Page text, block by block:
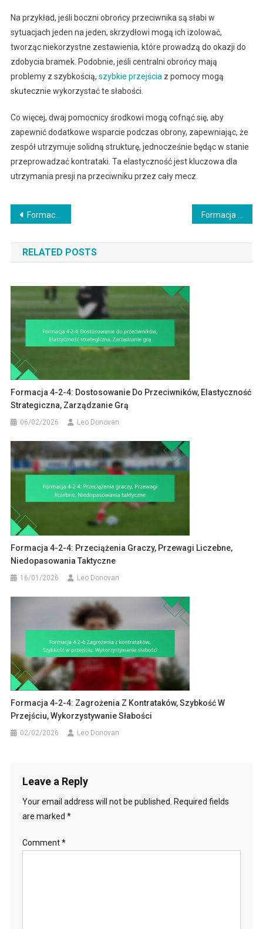
Na przykład, jeśli boczni obrońcy przeciwnika są słabi w
sytuacjach jeden na jeden, skrzydłowi mogą ich izolować,
tworząc niekorzystne zestawienia, które prowadzą do okazji do
zdobycia bramek. Podobnie, jeśli centralni obrońcy mają
problemy z szybkością, szybkie przejściaz pomocy mogą
skutecznie wykorzystać te słabości.
Co więcej, dwaj pomocnicy środkowi mogą cofnąć się, aby
zapewnić dodatkowe wsparcie podczas obrony, zapewniając, że
zespół utrzymuje solidną strukturę, jednocześnie będąc w stanie
przeprowadzać kontrataki. Ta elastyczność jest kluczowa dla
utrzymania presji na przeciwniku przez cały mecz.
Post
navigation
Formacja 4-2-4: Zagrożenia z kontrataków, Szybkość w przejściu, Wykorzystywanie słabości Formacja 4-2-4: Wykorzystywanie słabości przeciwnika, Analiza taktyczna, Planowanie gry
RELATED POSTS
Formacja 4-2-4: Dostosowanie Do Przeciwników, Elastyczność
Strategiczna, Zarządzanie Grą
06/02/2026 Leo Donovan
Formacja 4-2-4: Przeciążenia Graczy, Przewagi Liczebne,
Niedopasowania Taktyczne
16/01/2026 Leo Donovan
Formacja 4-2-4: Zagrożenia Z Kontrataków, Szybkość W
Przejściu, Wykorzystywanie Słabości
02/02/2026 Leo Donovan
Leave a Reply
Your email address will not be published. Required fields
are marked *
Comment*